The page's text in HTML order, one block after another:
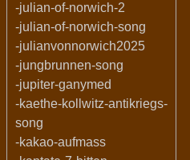
-julian-of-norwich-2
-julian-of-norwich-song
-julianvonnorwich2025
-jungbrunnen-song
-jupiter-ganymed
-kaethe-kollwitz-antikriegs-
song
-kakao-aufmass